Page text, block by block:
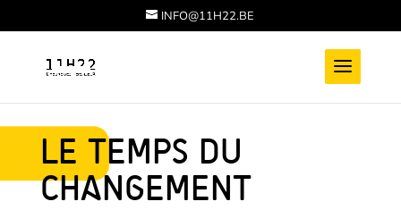
INFO@11H22.BE
LE TEMPS DU
CHANGEMENT